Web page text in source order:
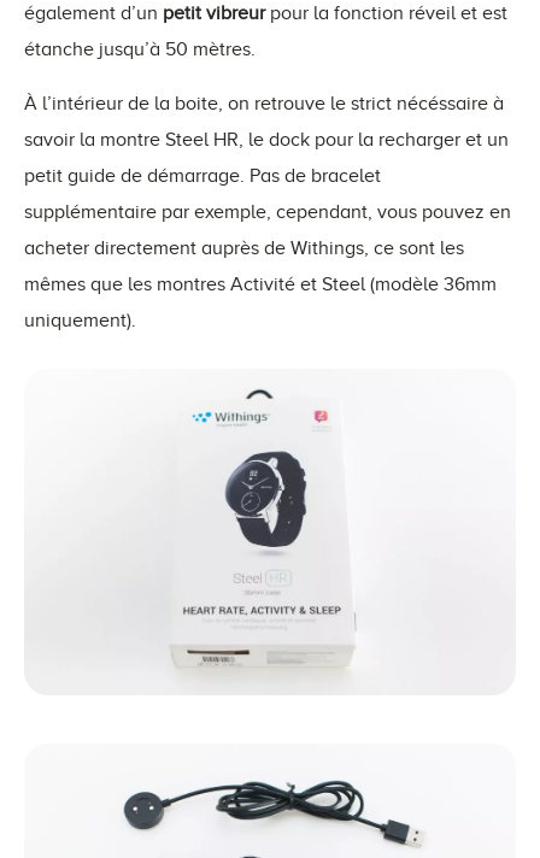
également d’un petit vibreurpour la fonction réveil et est
étanche jusqu’à 50 mètres.
À l’intérieur de la boite, on retrouve le strict nécéssaire à
savoir la montre Steel HR, le dock pour la recharger et un
petit guide de démarrage. Pas de bracelet
supplémentaire par exemple, cependant, vous pouvez en
acheter directement auprès de Withings, ce sont les
mêmes que les montres Activité et Steel (modèle 36mm
uniquement).